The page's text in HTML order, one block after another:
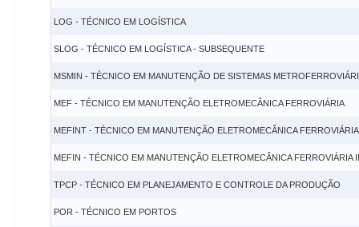
LOG - TÉCNICO EM LOGÍSTICA
SLOG - TÉCNICO EM LOGÍSTICA - SUBSEQUENTE
MSMIN - TÉCNICO EM MANUTENÇÃO DE SISTEMAS
MEF - TÉCNICO EM MANUTENÇÃO ELETROMECÂNICA FERROVIÁRIA
MEFINT - TÉCNICO EM MANUTENÇÃO ELETROMECÂNICA
MEFIN - TÉCNICO EM MANUTENÇÃO ELETROMECÂNICA FERROVIÁRIA
TPCP - TÉCNICO EM PLANEJAMENTO E CONTROLE DA PRODUÇÃO
POR - TÉCNICO EM PORTOS